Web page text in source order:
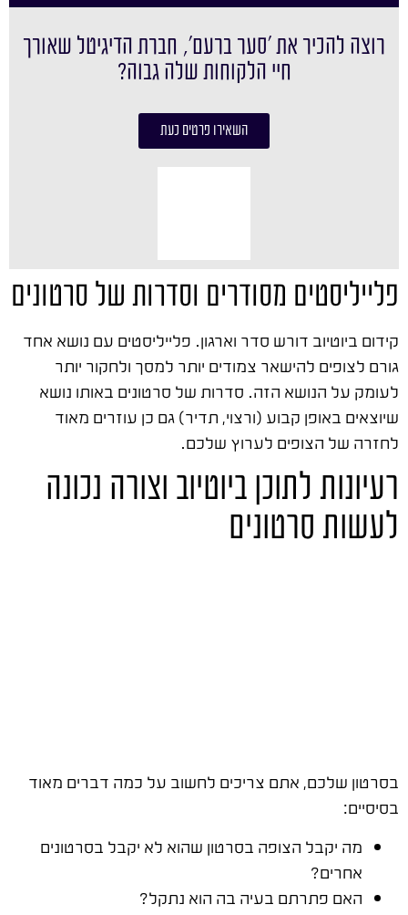
רוצה להכיר את ׳סער ברעם׳, חברת הדיגיטל שאורך
חיי הלקוחות שלה גבוה?
השאירו פרטים כעת
פלייליסטים מסודרים וסדרות של סרטונים
קידום ביוטיוב דורש סדר וארגון. פלייליסטים עם נושא אחד
גורם לצופים להישאר צמודים יותר למסך ולחקור יותר
לעומק על הנושא הזה. סדרות של סרטונים באותו נושא
שיוצאים באופן קבוע (ורצוי, תדיר) גם כן עוזרים מאוד
לחזרה של הצופים לערוץ שלכם.
רעיונות לתוכן ביוטיוב וצורה נכונה
לעשות סרטונים
בסרטון שלכם, אתם צריכים לחשוב על כמה דברים מאוד
בסיסיים:
מה יקבל הצופה בסרטון שהוא לא יקבל בסרטונים
אחרים?
האם פתרתם בעיה בה הוא נתקל?